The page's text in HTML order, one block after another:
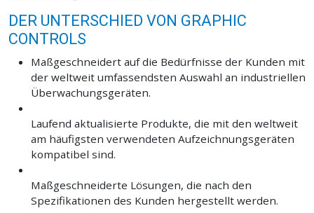
DER UNTERSCHIED VON GRAPHIC
CONTROLS
Maßgeschneidert auf die Bedürfnisse der Kunden mit
der weltweit umfassendsten Auswahl an industriellen
Überwachungsgeräten.
Laufend aktualisierte Produkte, die mit den weltweit
am häufigsten verwendeten Aufzeichnungsgeräten
kompatibel sind.
Maßgeschneiderte Lösungen, die nach den
Spezifikationen des Kunden hergestellt werden.